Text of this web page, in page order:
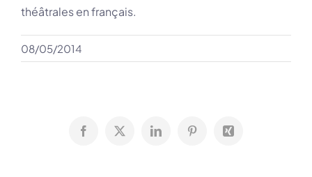
théâtrales en français.
08/05/2014
Facebook
X LinkedInPinterestXing